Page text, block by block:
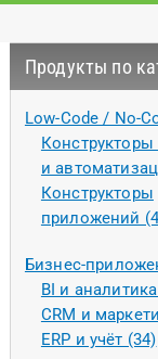
Продукты по
Low-Code / No-
Конструкторы
и
Конструкторы
приложений
Бизнес-
BI и
CRM и
ERP и учёт (34)